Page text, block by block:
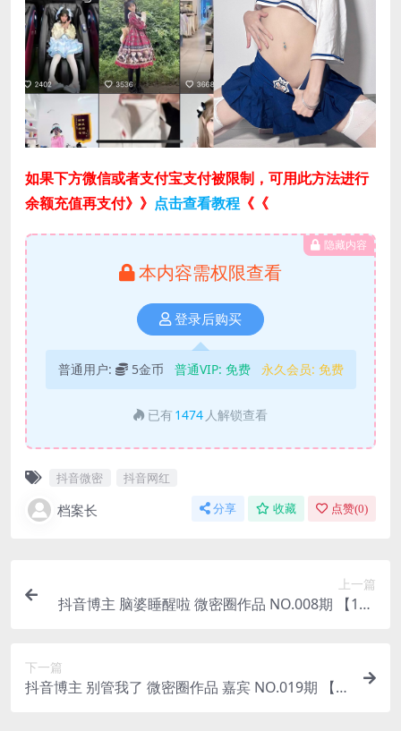
如果下方微信或者支付宝支付被限制，可用此方法进行
余额充值再支付》》 点击查看教程 《《
隐藏内容
本内容需权限查看
登录后购买
普通用户: 5金币 普通VIP: 免费 永久会员: 免费
已有 1474 人解锁查看
抖音微密 抖音网红
档案长 分享 收藏 点赞(0)
上一篇
抖音博主 脑婆睡醒啦 微密圈作品 NO.008期 【15P
下一篇
抖音博主 别管我了 微密圈作品 嘉宾 NO.019期 【8